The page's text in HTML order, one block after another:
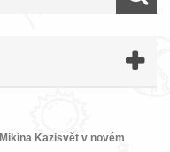
Mikina Kazisvět v novém